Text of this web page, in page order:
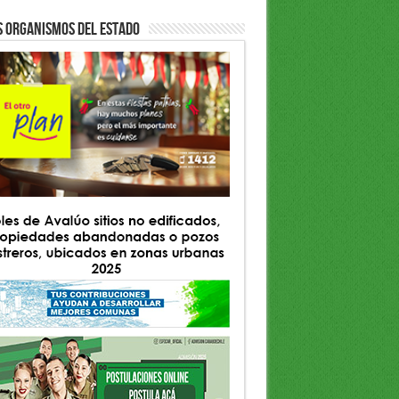
ORGANISMOS DEL ESTADO